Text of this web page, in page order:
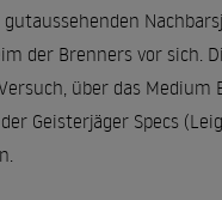
der Brenners vor sich.
über das
Geisterjäger Specs